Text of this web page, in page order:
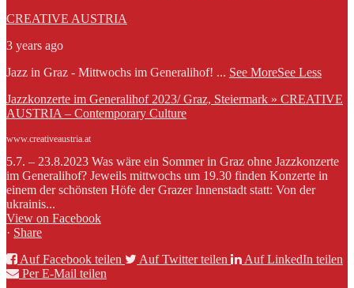
CREATIVE AUSTRIA
3 years ago
Jazz in Graz - Mittwochs im Generalihof! ... See MoreSee Less
Jazzkonzerte im Generalihof 2023/ Graz, Steiermark » CREATIVE
AUSTRIA – Contemporary Culture
www.creativeaustria.at
5.7. – 23.8.2023 Was wäre ein Sommer in Graz ohne Jazzkonzerte
im Generalihof? Jeweils mittwochs um 19.30 finden Konzerte in
einem der schönsten Höfe der Grazer Innenstadt statt: Von der
ukrainis...
View on Facebook
· Share
Auf Facebook teilen
Auf Twitter teilen
Auf LinkedIn teilen
Per E-Mail teilen